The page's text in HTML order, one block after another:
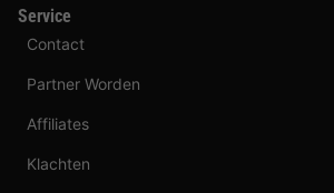
Service
Contact
Partner Worden
Affiliates
Klachten